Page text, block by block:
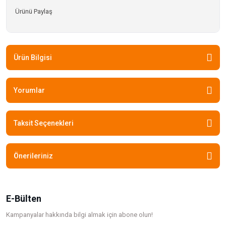
Ürünü Paylaş
Ürün Bilgisi
Yorumlar
Taksit Seçenekleri
Önerileriniz
E-Bülten
Kampanyalar hakkında bilgi almak için abone olun!